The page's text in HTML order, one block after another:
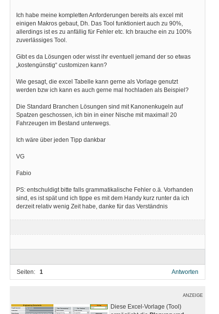
Ich habe meine kompletten Anforderungen bereits als excel mit
einigen Makros gebaut, Dh. Das Tool funktioniert auch zu 90%,
allerdings ist es zu anfällig für Fehler etc. Ich brauche ein zu 100%
zuverlässiges Tool.
Gibt es da Lösungen oder wisst ihr eventuell jemand der so etwas
„kostengünstig“ customizen kann?
Wie gesagt, die excel Tabelle kann gerne als Vorlage genutzt
werden bzw ich kann es auch gerne mal hochladen als Beispiel?
Die Standard Branchen Lösungen sind mit Kanonenkugeln auf
Spatzen geschossen, ich bin in einer Nische mit maximal! 20
Fahrzeugen im Bestand unterwegs.
Ich wäre über jeden Tipp dankbar
VG
Fabio
PS: entschuldigt bitte falls grammatikalische Fehler o.ä. Vorhanden
sind, es ist spät und ich tippe es mit dem Handy kurz runter da ich
derzeit relativ wenig Zeit habe, danke für das Verständnis
Seiten: 1 Antworten
ANZEIGE
Diese Excel-Vorlage (Tool)